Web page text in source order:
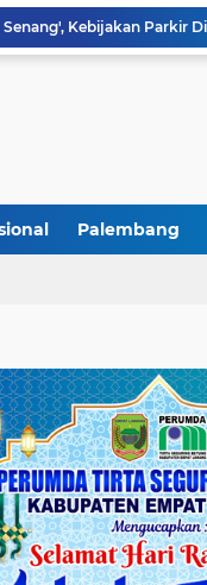
Palembang